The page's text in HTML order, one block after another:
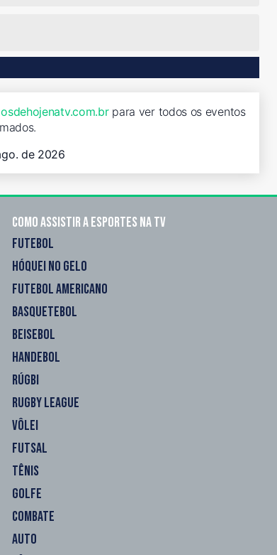
para ver todos os eventos
de 2026
Como assistir a esportes na TV
FUTEBOL
HÓQUEI NO GELO
FUTEBOL AMERICANO
BASQUETEBOL
BEISEBOL
HANDEBOL
RÚGBI
RUGBY LEAGUE
VÔLEI
FUTSAL
TÊNIS
GOLFE
COMBATE
AUTO